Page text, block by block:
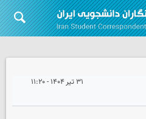
۳۱ تیر ۱۴۰۴ - ۱۱:۲۰